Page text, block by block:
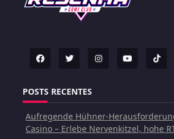
POSTS RECENTES
Aufregende Hühner-
Casino – Erlebe Nervenkitzel, hohe